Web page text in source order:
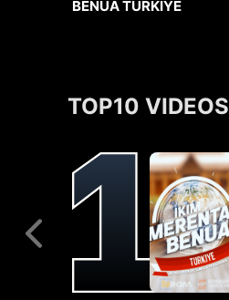
BENUA TURKIYE
TOP10 VIDEOS